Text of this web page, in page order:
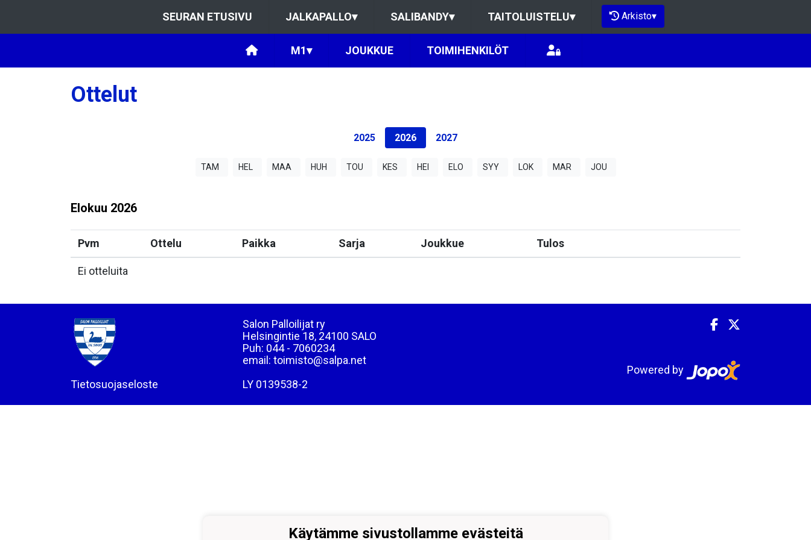
SEURAN ETUSIVU JALKAPALLO▾ SALIBANDY▾ TAITOLUISTELU▾ Arkisto▾
M1▾ JOUKKUE TOIMIHENKILÖT
Ottelut
2025 2026 2027
TAM HEL MAA HUH TOU KES HEI ELO SYY LOK MAR JOU
Elokuu 2026
Pvm Ottelu Paikka Sarja Joukkue Tulos
Ei otteluita
Tietosuojaseloste
Salon Palloilijat ry
Helsingintie 18, 24100 SALO
Puh: 044 - 7060234
email: toimisto@salpa.net
LY 0139538-2
Powered by
Käytämme sivustollamme evästeitä